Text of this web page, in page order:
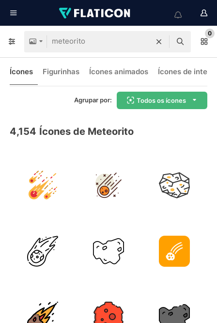
0
Ícones Figurinhas Ícones animados Ícones de
Agrupar por: Todos os ícones
4,154 Ícones de Meteorito